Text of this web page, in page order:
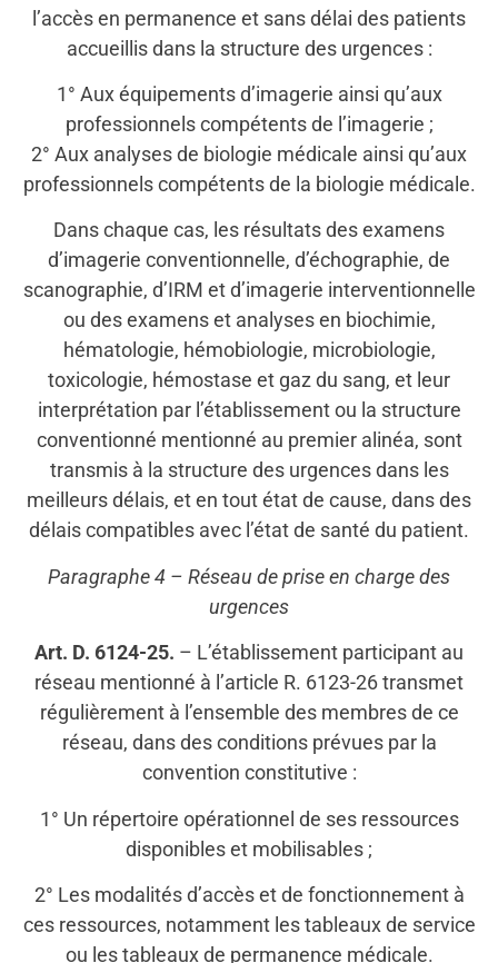
l’accès en permanence et sans délai des patients
accueillis dans la structure des urgences :
1° Aux équipements d’imagerie ainsi qu’aux
professionnels compétents de l’imagerie ;
2° Aux analyses de biologie médicale ainsi qu’aux
professionnels compétents de la biologie médicale.
Dans chaque cas, les résultats des examens
d’imagerie conventionnelle, d’échographie, de
scanographie, d’IRM et d’imagerie interventionnelle
ou des examens et analyses en biochimie,
hématologie, hémobiologie, microbiologie,
toxicologie, hémostase et gaz du sang, et leur
interprétation par l’établissement ou la structure
conventionné mentionné au premier alinéa, sont
transmis à la structure des urgences dans les
meilleurs délais, et en tout état de cause, dans des
délais compatibles avec l’état de santé du patient.
Paragraphe 4 – Réseau de prise en charge des
urgences
Art. D. 6124-25. – L’établissement participant au
réseau mentionné à l’article R. 6123-26 transmet
régulièrement à l’ensemble des membres de ce
réseau, dans des conditions prévues par la
convention constitutive :
1° Un répertoire opérationnel de ses ressources
disponibles et mobilisables ;
2° Les modalités d’accès et de fonctionnement à
ces ressources, notamment les tableaux de service
ou les tableaux de permanence médicale.